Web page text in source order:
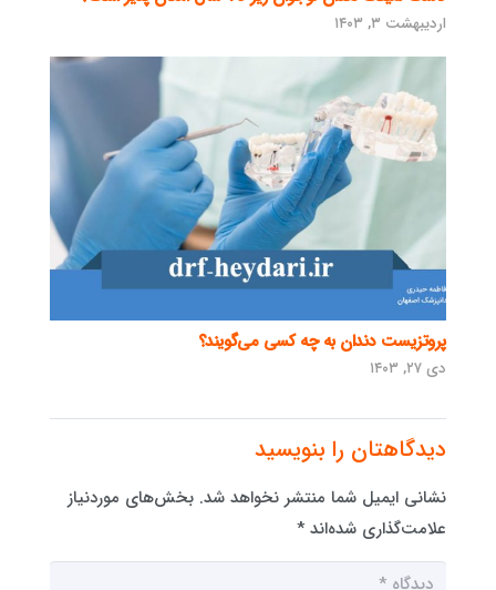
اردیبهشت ۳, ۱۴۰۳
پروتزیست دندان به چه کسی می‌گویند؟
دی ۲۷, ۱۴۰۳
دیدگاهتان را بنویسید
نشانی ایمیل شما منتشر نخواهد شد. بخش‌های موردنیاز
علامت‌گذاری شده‌اند *